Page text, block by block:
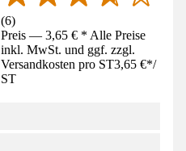
(6)
Preis — 3,65 € * Alle Preise
inkl. MwSt. und ggf. zzgl.
Versandkosten pro ST3,65 €*/
ST